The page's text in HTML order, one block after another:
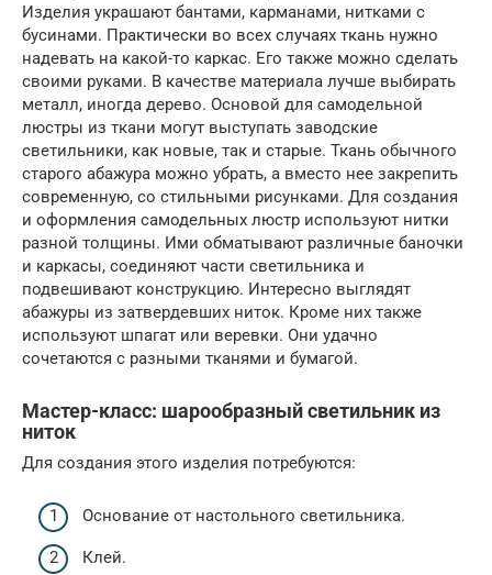
Изделия украшают бантами, карманами, нитками с
бусинами. Практически во всех случаях ткань нужно
надевать на какой-то каркас. Его также можно сделать
своими руками. В качестве материала лучше выбирать
металл, иногда дерево. Основой для самодельной
люстры из ткани могут выступать заводские
светильники, как новые, так и старые. Ткань обычного
старого абажура можно убрать, а вместо нее закрепить
современную, со стильными рисунками. Для создания
и оформления самодельных люстр используют нитки
разной толщины. Ими обматывают различные баночки
и каркасы, соединяют части светильника и
подвешивают конструкцию. Интересно выглядят
абажуры из затвердевших ниток. Кроме них также
используют шпагат или веревки. Они удачно
сочетаются с разными тканями и бумагой.
Мастер-класс: шарообразный светильник из
ниток
Для создания этого изделия потребуются:
Основание от настольного светильника.
Клей.